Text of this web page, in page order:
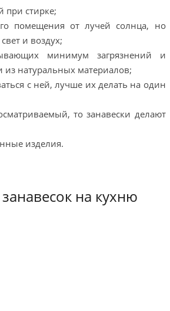
при стирке;
помещения от лучей солнца, но
и воздух;
минимум загрязнений и
из натуральных материалов;
с ней, лучше их делать на один
то занавески делают
изделия.
на кухню